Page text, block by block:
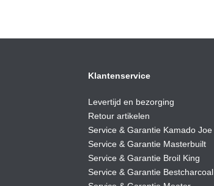
Klantenservice
Levertijd en bezorging
Retour artikelen
Service & Garantie Kamado Joe
Service & Garantie Masterbuilt
Service & Garantie Broil King
Service & Garantie Bestcharcoal